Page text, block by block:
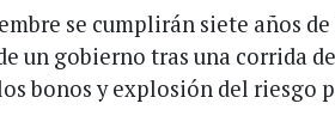
se cumplirán siete años
un gobierno tras una corrida
bonos y explosión del riesgo